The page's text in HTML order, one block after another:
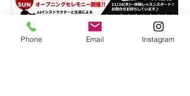
Phone Email Instagram